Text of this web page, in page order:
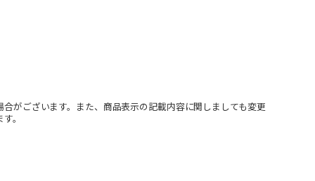
がございます。また、商品表示の記載内容に関しましても変更
。